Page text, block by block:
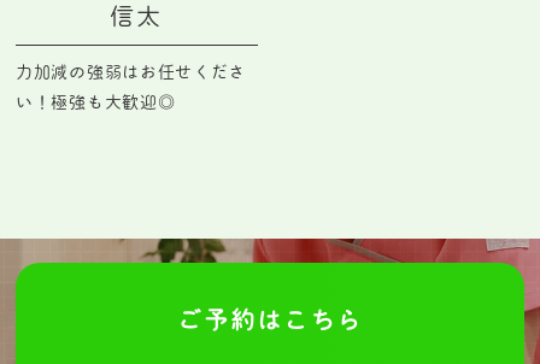
信太
力加減の強弱はお任せくださ
い！極強も大歓迎◎
ご予約はこちら